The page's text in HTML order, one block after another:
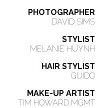
PHOTOGRAPHER
DAVID SIMS
STYLIST
MELANIE HUYNH
HAIR STYLIST
GUIDO
MAKE-UP ARTIST
TIM HOWARD MGMT